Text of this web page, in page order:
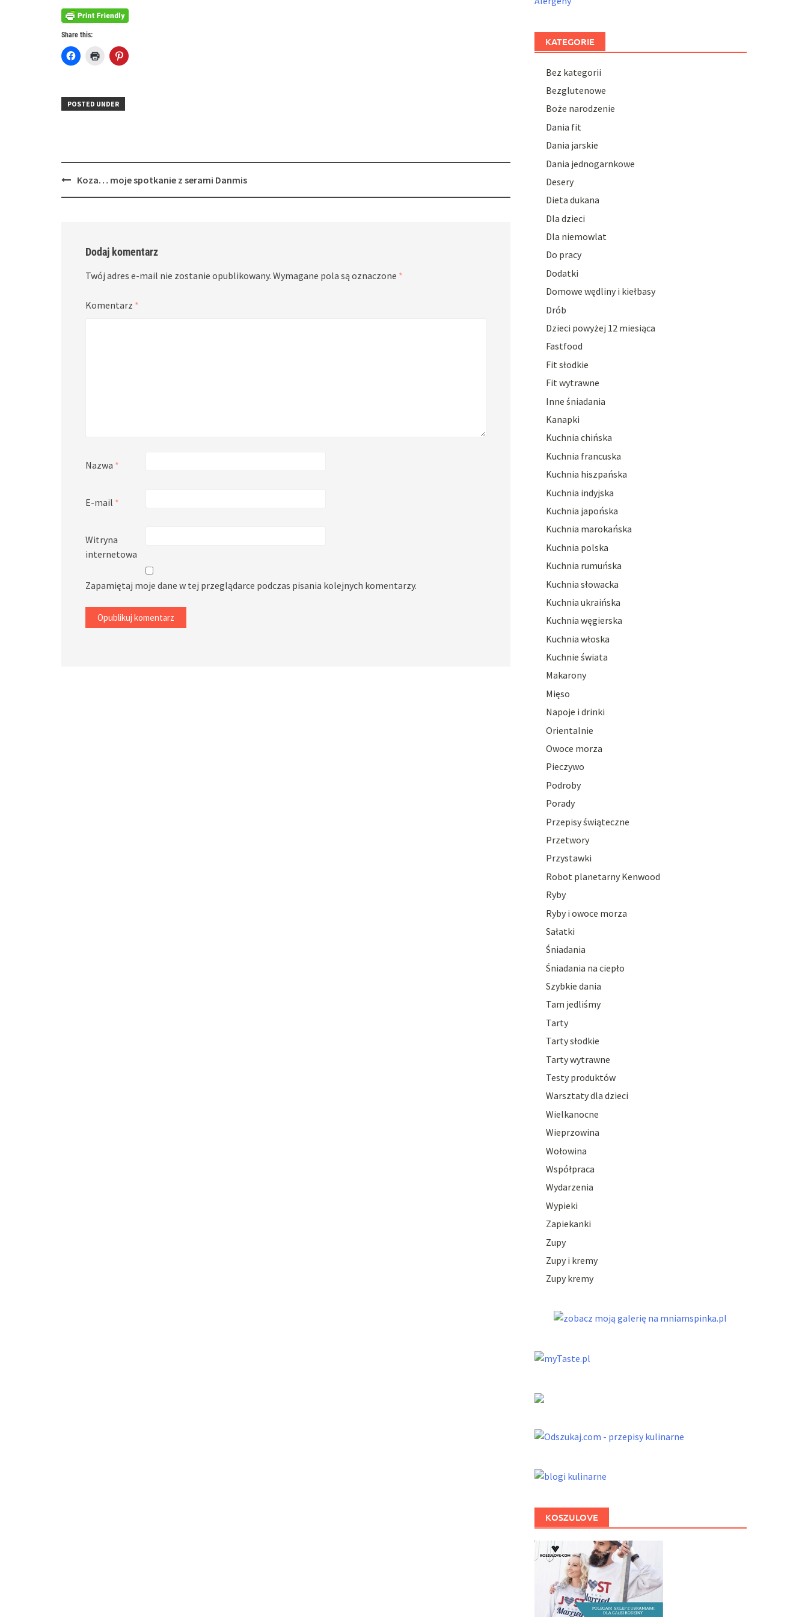
Share this:
Click
to
in
new
Click
window)
Click
to
new
POSTED UNDER
PostKoza… moje spotkanie z serami Danmis
Dodaj komentarz
Twój adres e-mail nie zostanie opublikowany. Wymagane pola są oznaczone *
Komentarz *
Nazwa *
E-mail *
Witryna
internetowa
Zapamiętaj moje dane w tej przeglądarce podczas pisania kolejnych komentarzy.
KATEGORIE
Bez kategorii
Bezglutenowe
Boże narodzenie
Dania fit
Dania jarskie
Dania jednogarnkowe
Desery
Dieta dukana
Dla dzieci
Dla niemowlat
Do pracy
Dodatki
Domowe wędliny i kiełbasy
Drób
Dzieci powyżej 12 miesiąca
Fastfood
Fit słodkie
Fit wytrawne
Inne śniadania
Kanapki
Kuchnia chińska
Kuchnia francuska
Kuchnia hiszpańska
Kuchnia indyjska
Kuchnia japońska
Kuchnia marokańska
Kuchnia polska
Kuchnia rumuńska
Kuchnia słowacka
Kuchnia ukraińska
Kuchnia węgierska
Kuchnia włoska
Kuchnie świata
Makarony
Mięso
Napoje i drinki
Orientalnie
Owoce morza
Pieczywo
Podroby
Porady
Przepisy świąteczne
Przetwory
Przystawki
Robot planetarny Kenwood
Ryby
Ryby i owoce morza
Sałatki
Śniadania
Śniadania na ciepło
Szybkie dania
Tam jedliśmy
Tarty
Tarty słodkie
Tarty wytrawne
Testy produktów
Warsztaty dla dzieci
Wielkanocne
Wieprzowina
Wołowina
Współpraca
Wydarzenia
Wypieki
Zapiekanki
Zupy
Zupy i kremy
Zupy kremy
KOSZULOVE